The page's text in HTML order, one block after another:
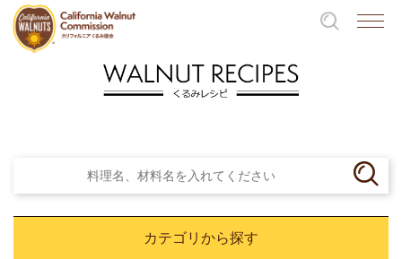
カテゴリから探す